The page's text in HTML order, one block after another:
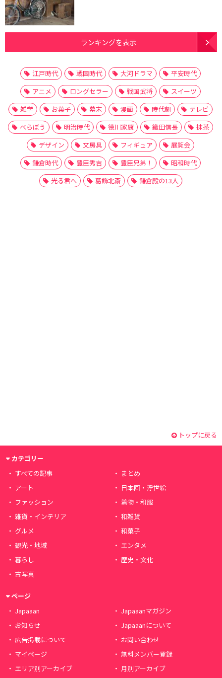
ランキングを表示
江戸時代 戦国時代 大河ドラマ
平安時代
アニメ
ロングセラー 戦国武将
スイーツ
雑学
お菓子 幕末 漫画 時代劇
テレビ
べらぼう
明治時代 徳川家康 織田信長
抹茶
デザイン
文房具 フィギュア
展覧会
鎌倉時代
豊臣秀吉 豊臣兄弟！
昭和時代
光る君へ
葛飾北斎 鎌倉殿の13人
トップに戻る
カテゴリー
すべての記事
まとめ
アート
日本画・浮世絵
ファッション
着物・和服
雑貨・インテリア
和雑貨
グルメ
和菓子
観光・地域
エンタメ
暮らし
歴史・文化
古写真
ページ
Japaaan
Japaaanマガジン
お知らせ
Japaaanについて
広告掲載について
お問い合わせ
マイページ
無料メンバー登録
エリア別アーカイブ
月別アーカイブ